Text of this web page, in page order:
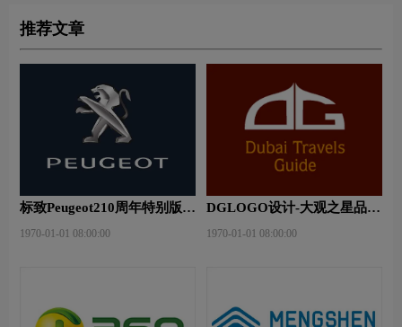
推荐文章
标致Peugeot210周年特别版新
1970-01-01 08:00:00
DGLOGO设计-大观之星品牌
1970-01-01 08:00:00